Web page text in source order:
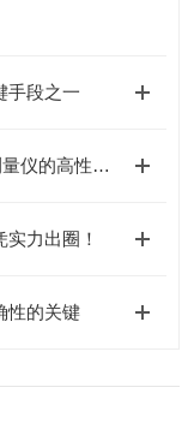
手段之一
广东北斗仪器：用“硬实力”定义接触角测量仪的高性价比之选
力出圈！
性的关键